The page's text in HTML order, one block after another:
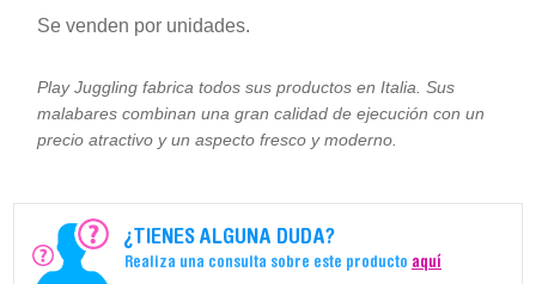
Se venden por unidades.
Play Juggling fabrica todos sus productos en Italia. Sus
malabares combinan una gran calidad de ejecución con un
precio atractivo y un aspecto fresco y moderno.
¿TIENES ALGUNA DUDA?
Realiza una consulta sobre este producto aquí